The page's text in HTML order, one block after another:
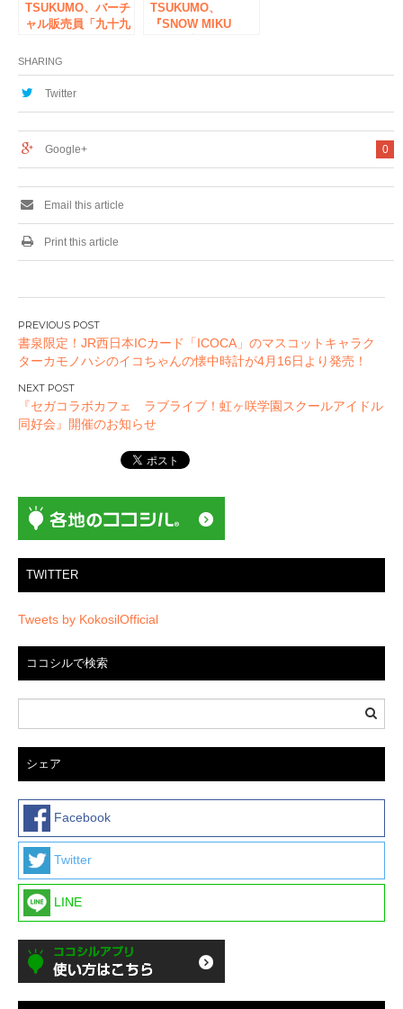
TSUKUMO、バーチ
ャル販売員「九十九
ーフォロワー数
5,000人突破記念と
してLINEスタンプ
TSUKUMO、
『SNOW MIKU
て初音ミクとバーチ
SHARING
Twitter
0
Google+
Email this article
Print this article
投
稿
ナ
ビ
ゲ
ン
書泉限定！JR西日本ICカード「ICOCA」のマスコットキャラク
ターカモノハシのイコちゃんの懐中時計が4月16日より発売！
『セガコラボカフェ ラブライブ！虹ヶ咲学園スクールアイドル
同好会』開催のお知らせ
TWITTER
Tweets by KokosilOfficial
ココシルで検索
シェア
Facebook
Twitter
LINE